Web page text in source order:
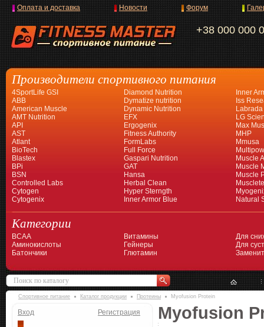
+38 000 000
Оплата и доставка Новости Форум
Производители спортивного питания
4SportLife GSI
ABB
American Muscle
AMT Nutrition
API
AST
Atlant
BioTech
Blastex
BPi
BSN
Controlled Labs
Cytogen
Cytogenix
Diamond Nutrition
Dymatize nutrition
Dynamic Nutrition
EFX
Ergogenix
Fitness Authority
FormLabs
Full Force
Gaspari Nutrition
GAT
Hansa
Herbal Clean
Hyper Sterngth
Inner Armor Blue
Inner
Iss
Labrada
LG
Max
MHP
Mmusa
Muscle
Muscle
Muscle
Natural
Категории
BCAA
Аминокислоты
Батончики
Витамины
Гейнеры
Глютамин
Для
Для
Спортивное питание Каталог продукции Протеины Myofusion Protein
Вход Регистрация Myofusion